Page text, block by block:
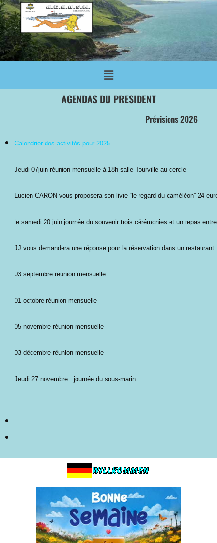
AGENDAS DU PRESIDENT
Prévisions 2026
Calendrier des activités pour 2025
Jeudi 07juin réunion mensuelle à 18h salle Tourville au cercle
Lucien CARON vous proposera son livre “le regard du caméléon” 24
le samedi 20 juin journée du souvenir trois cérémonies et un repas
JJ vous demandera une réponse pour la réservation dans un restaurant
03 septembre réunion mensuelle
01 octobre réunion mensuelle
05 novembre réunion mensuelle
03 décembre réunion mensuelle
Jeudi 27 novembre : journée du sous-marin